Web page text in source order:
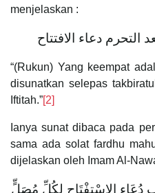
menjelaskan :
التحرم دعاء الافتتاح
“(Rukun) Yang keempat
disunatkan selepas
Iftitah.”[2]
Ianya sunat dibaca pada
sama ada solat fardhu
dijelaskan oleh Imam Al-
دُعَاءِ الِاسْتِفْتَاحِ لِكُلِّ مُصَلٍّ